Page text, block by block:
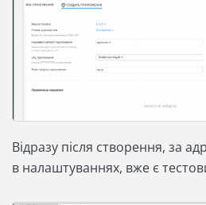
Відразу після створення, за
в налаштуваннях, вже є